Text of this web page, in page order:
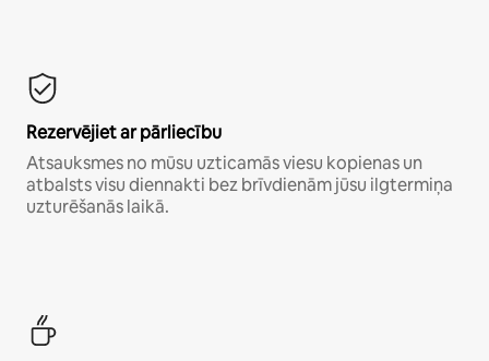
Rezervējiet ar pārliecību
Atsauksmes no mūsu uzticamās viesu kopienas un
atbalsts visu diennakti bez brīvdienām jūsu ilgtermiņa
uzturēšanās laikā.